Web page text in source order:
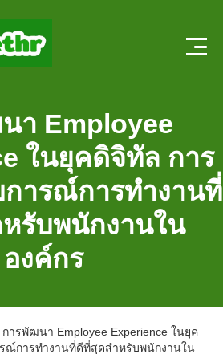
น้าใหม่
า Employee
ในยุคดิจิทัล การ
การณ์การทำงานที่
รับพนักงานใน
องค์กร
การพัฒนา Employee Experience ในยุค
ณ์การทำงานที่ดีที่สุดสำหรับพนักงานใน